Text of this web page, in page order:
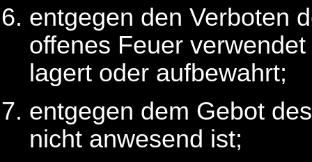
entgegen den Verboten
offenes Feuer
lagert oder aufbewahrt;
entgegen dem Gebot
nicht anwesend ist;